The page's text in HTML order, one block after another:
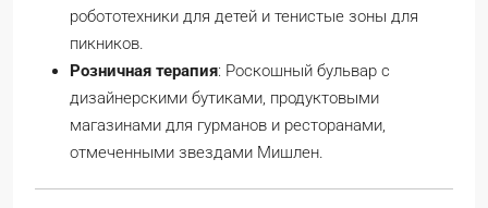
робототехники для детей и тенистые зоны для
пикников.
Розничная терапия: Роскошный бульвар с
дизайнерскими бутиками, продуктовыми
магазинами для гурманов и ресторанами,
отмеченными звездами Мишлен.